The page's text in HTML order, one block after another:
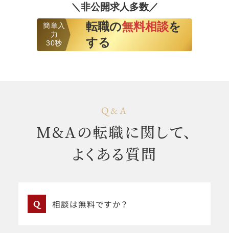
＼非公開求人多数／
簡単入
力
30秒
転職の無料相談を
する
Q&A
M&Aの転職に関して、
よくある質問
Q 相談は無料ですか？